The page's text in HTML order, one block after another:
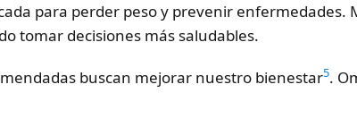
para perder peso y prevenir enfermedades.
tomar decisiones más saludables.
buscan mejorar nuestro bienestar5.